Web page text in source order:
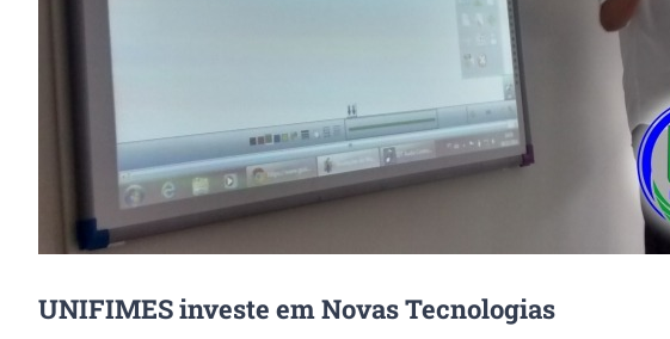
UNIFIMES investe em Novas Tecnologias